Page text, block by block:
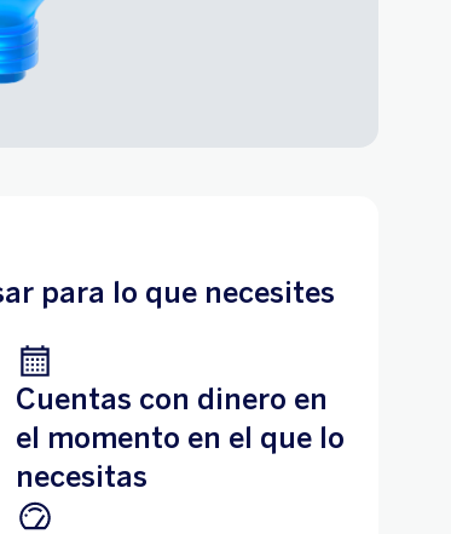
para lo que necesites
Cuentas con dinero en
el momento en el que lo
necesitas